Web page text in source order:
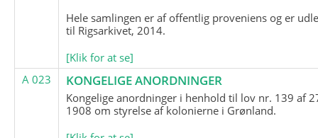
Hele samlingen er af offentlig proveniens og er
til Rigsarkivet, 2014.
[Klik for at se]
A 023
KONGELIGE ANORDNINGER
Kongelige anordninger i henhold til lov nr. 139 af
1908 om styrelse af kolonierne i Grønland.